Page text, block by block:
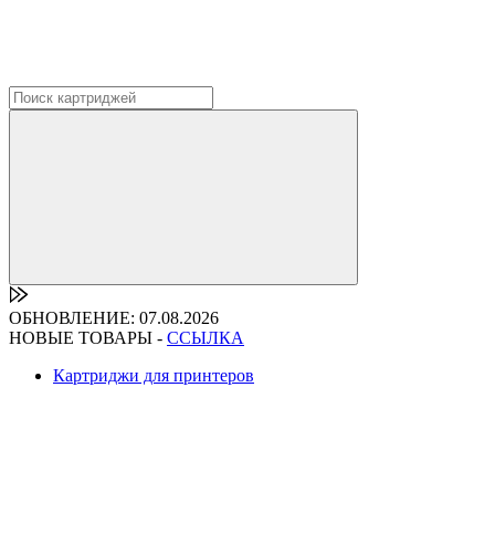
ОБНОВЛЕНИЕ: 07.08.2026
НОВЫЕ ТОВАРЫ - ССЫЛКА
Картриджи для принтеров